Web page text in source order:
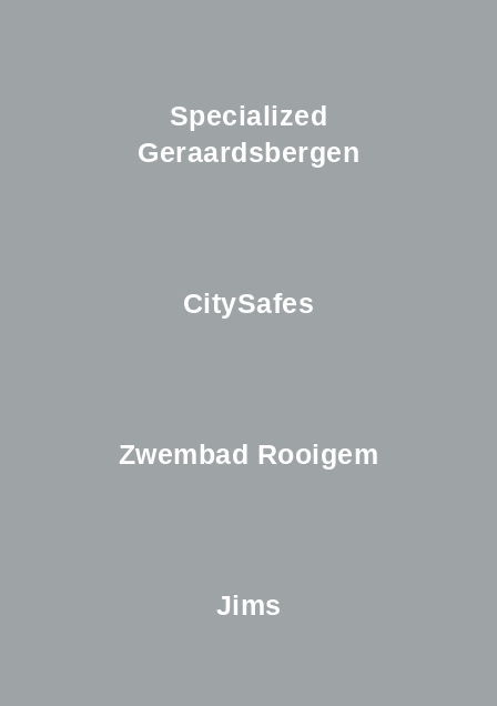
Specialized
Geraardsbergen
CitySafes
Zwembad Rooigem
Jims